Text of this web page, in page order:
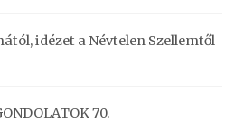
idézet a Névtelen Szellemtől
70.